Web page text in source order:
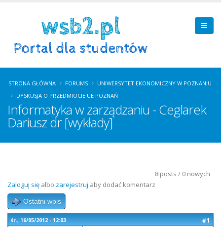
STRONA GŁÓWNA FORUMS
UNIWERSYTET EKONOMICZNY W POZNANIU
DYSKUSJA O PRZEDMIOCIE UE POZNAŃ
Informatyka w zarządzaniu - Ceglarek
Dariusz dr [wykłady]
8 posts / 0 nowych
Zaloguj się albo zarejestruj aby dodać komentarz
Ostatni wpis
śr., 16/05/2012 - 12:03
#1